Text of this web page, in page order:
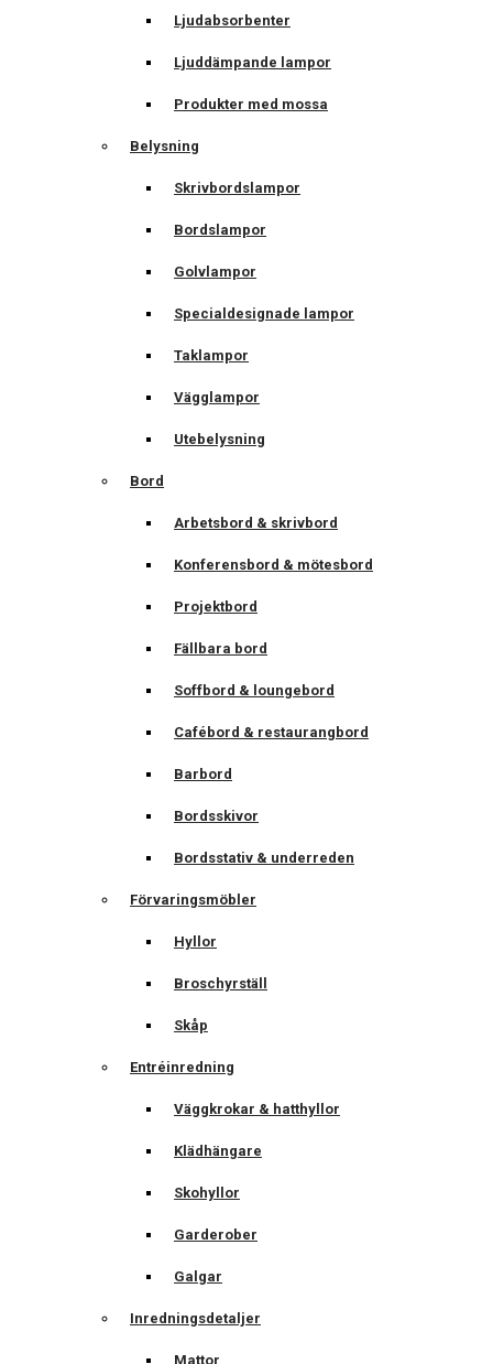
Ljudabsorbenter
Ljuddämpande lampor
Produkter med mossa
Belysning
Skrivbordslampor
Bordslampor
Golvlampor
Specialdesignade lampor
Taklampor
Vägglampor
Utebelysning
Bord
Arbetsbord & skrivbord
Konferensbord & mötesbord
Projektbord
Fällbara bord
Soffbord & loungebord
Cafébord & restaurangbord
Barbord
Bordsskivor
Bordsstativ & underreden
Förvaringsmöbler
Hyllor
Broschyrställ
Skåp
Entréinredning
Väggkrokar & hatthyllor
Klädhängare
Skohyllor
Garderober
Galgar
Inredningsdetaljer
Mattor